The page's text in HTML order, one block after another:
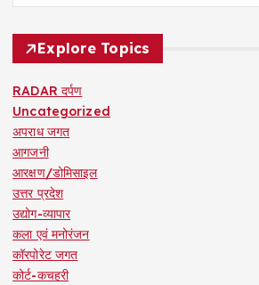
Explore Topics
RADAR दर्पण
Uncategorized
अपराध जगत
आगजनी
आरक्षण/डोमिसाइल
उत्तर प्रदेश
उद्योग-व्यापार
कला एवं मनोरंजन
कॉरपोरेट जगत
कोर्ट-कचहरी